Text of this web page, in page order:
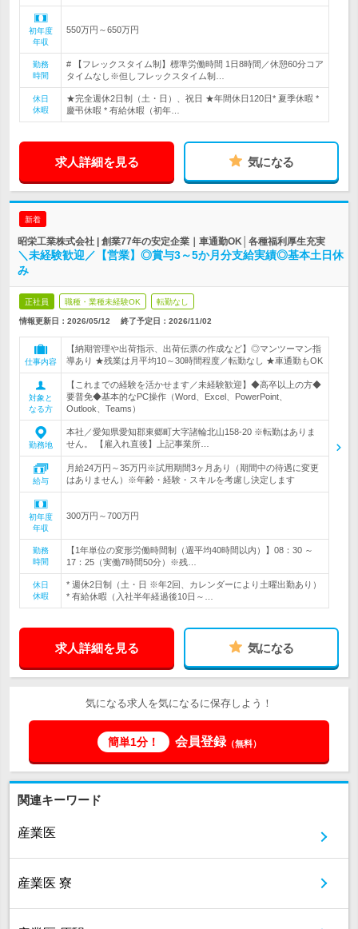
初年度
年収
550万円～650万円
勤務
時間
# 【フレックスタイム制】標準労働時間 1日8時間／休憩60分コア
タイムなし※但しフレックスタイム制…
休日
休暇
★完全週休2日制（土・日）、祝日 ★年間休日120日* 夏季休暇 *
慶弔休暇 * 有給休暇（初年…
求人詳細を見る 気になる
新着
昭栄工業株式会社 | 創業77年の安定企業｜車通勤OK│各種福利厚生充実
＼未経験歓迎／【営業】◎賞与3～5か月分支給実績◎基本土日休
み
正社員 職種・業種未経験OK 転勤なし
情報更新日：2026/05/12 終了予定日： 2026/11/02
仕事内容
【納期管理や出荷指示、出荷伝票の作成など】◎マンツーマン指
導あり ★残業は月平均10～30時間程度／転勤なし ★車通勤もOK
対象と
なる方
【これまでの経験を活かせます／未経験歓迎】◆高卒以上の方◆
要普免◆基本的なPC操作（Word、Excel、PowerPoint、
Outlook、Teams）
勤務地
本社／愛知県愛知郡東郷町大字諸輪北山158-20 ※転勤はありま
せん。 【雇入れ直後】上記事業所…
給与
月給24万円～35万円※試用期間3ヶ月あり（期間中の待遇に変更
はありません）※年齢・経験・スキルを考慮し決定します
初年度
年収
300万円～700万円
勤務
時間
【1年単位の変形労働時間制（週平均40時間以内）】08：30 ～
17：25（実働7時間50分）※残…
休日
休暇
* 週休2日制（土・日 ※年2回、カレンダーにより土曜出勤あり）
* 有給休暇（入社半年経過後10日～…
求人詳細を見る 気になる
気になる求人を気になるに保存しよう！
簡単1分！ 会員登録（無料）
関連キーワード
産業医
産業医 寮